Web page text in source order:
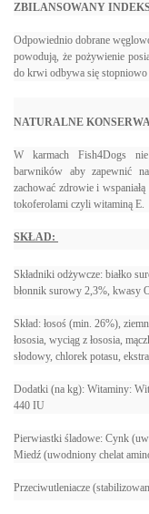
ZBILANSOWANY
Odpowiednio dobrane
powodują, że pożywienie
do krwi odbywa się stopniowo
NATURALNE
W karmach Fish4Dogs
barwników aby zapewnić
zachować zdrowie i
tokoferolami czyli witaminą E.
SKŁAD:
Składniki odżywcze: białko
błonnik surowy 2,3%, kwasy
Skład: łosoś (min. 26%),
łososia, wyciąg z łososia,
słodowy, chlorek potasu,
Dodatki (na kg): Witaminy:
440 IU
Pierwiastki śladowe: Cynk
Miedź (uwodniony chelat
Przeciwutleniacze